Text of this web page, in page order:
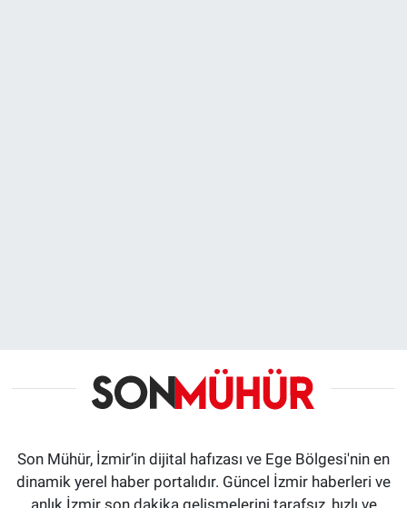
Son Mühür, İzmir’in dijital hafızası ve Ege Bölgesi'nin en
dinamik yerel haber portalıdır. Güncel İzmir haberleri ve